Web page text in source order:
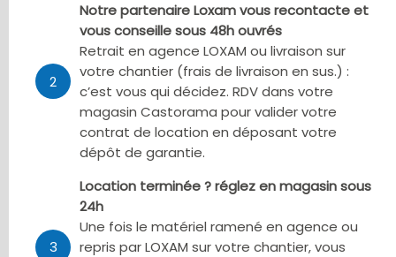
2
Notre partenaire Loxam vous recontacte et
vous conseille sous 48h ouvrés
Retrait en agence LOXAM ou livraison sur
votre chantier (frais de livraison en sus.) :
c’est vous qui décidez. RDV dans votre
magasin Castorama pour valider votre
contrat de location en déposant votre
dépôt de garantie.
3
Location terminée ? réglez en magasin sous
24h
Une fois le matériel ramené en agence ou
repris par LOXAM sur votre chantier, vous